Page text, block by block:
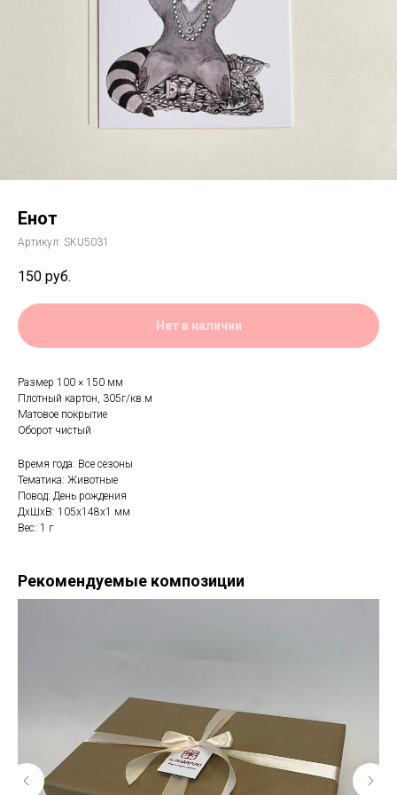
Енот
Артикул: SKU5031
150 руб.
Нет в наличии
Размер 100 × 150 мм
Плотный картон, 305г/кв.м
Матовое покрытие
Оборот чистый
Время года: Все сезоны
Тематика: Животные
Повод: День рождения
ДxШxВ: 105x148x1 мм
Вес: 1 г
Рекомендуемые композиции